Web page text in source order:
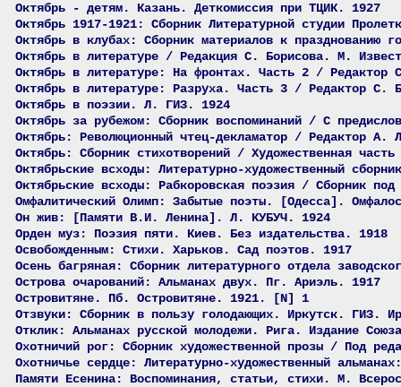
Октябрь - детям. Казань. Деткомиссия при ТЦИК. 1927
Октябрь 1917-1921: Сборник Литературной студии
Октябрь в клубах: Сборник материалов к празднованию
Октябрь в литературе / Редакция С. Борисова. М.
Октябрь в литературе: На фронтах. Часть 2 /
Октябрь в литературе: Разруха. Часть 3 / Редактор С.
Октябрь в поэзии. Л. ГИЗ. 1924
Октябрь за рубежом: Сборник воспоминаний / С
Октябрь: Революционный чтец-декламатор / Редактор А.
Октябрь: Сборник стихотворений / Художественная
Октябрьские всходы: Литературно-художественный
Октябрьские всходы: Рабкоровская поэзия / Сборник
Омфалитический Олимп: Забытые поэты. [Одесса].
Он жив: [Памяти В.И. Ленина]. Л. КУБУЧ. 1924
Орден муз: Поэзия пяти. Киев. Без издательства. 1918
Освобожденным: Стихи. Харьков. Сад поэтов. 1917
Осень багряная: Сборник литературного отдела
Острова очарований: Альманах двух. Пг. Ариэль. 1917
Островитяне. Пб. Островитяне. 1921. [N] 1
Отзвуки: Сборник в пользу голодающих. Иркутск. ГИЗ.
Отклик: Альманах русской молодежи. Рига. Издание
Охотничий рог: Сборник художественной прозы / Под
Охотничье сердце: Литературно-художественный
Памяти Есенина: Воспоминания, статьи, стихи. М.